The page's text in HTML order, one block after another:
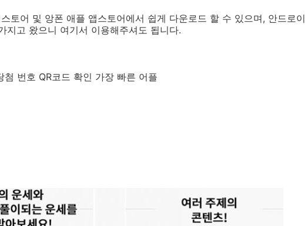
토어 및 앙폰 애플 앱스토어에서 쉽게 다운로드 할 수 있으며, 안드로이
지고 왔으니 여기서 이용해주셔도 됩니다.
번호 QR코드 확인 가장 빠른 어플